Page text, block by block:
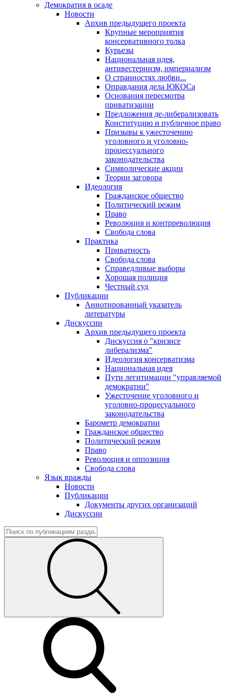
Демократия в осаде
Новости
Архив предыдущего проекта
Крупные мероприятия
консервативного толка
Курьезы
Национальная идея,
антивестернизм, империализм
О странностях любви...
Оправдания дела ЮКОСа
Основания пересмотра
приватизации
Предложения де-либерализовать
Конституцию и публичное право
Призывы к ужесточению
уголовного и уголовно-
процессуального
законодательства
Символические акции
Теории заговора
Идеология
Гражданское общество
Политический режим
Право
Революция и контрреволюция
Свобода слова
Практика
Приватность
Свобода слова
Справедливые выборы
Хорошая полиция
Честный суд
Публикации
Аннотированный указатель
литературы
Дискуссии
Архив предыдущего проекта
Дискуссия о "кризисе
либерализма"
Идеология консерватизма
Национальная идея
Пути легитимации "управляемой
демократии"
Ужесточение уголовного и
уголовно-процесуального
законодательства
Барометр демократии
Гражданское общество
Политический режим
Право
Революция и оппозиция
Свобода слова
Язык вражды
Новости
Публикации
Документы других организаций
Дискуссии